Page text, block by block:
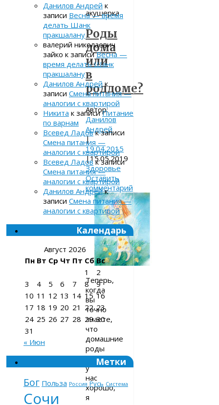
акушерка
Роды
дома
или
в
роддоме?
Автор:
Данилов
Андрей
|
19.04.2015
|15.05.2019
Здоровье
Оставить
комментарий
Теперь,
когда
вы
точно
знаете,
что
домашние
роды
прошли
у
нас
хорошо,
я
Данилов Андрей к
записи Весна — время
делать Шанк
пракшалану
валерий николаевич
зайко к записиВесна —
время делать Шанк
пракшалану
Данилов Андрейк
записи Смена питания —
аналогии с квартирой
Никита к записиПитание
по варнам
Всевед Ладовк записи
Смена питания —
аналогии с квартирой
Всевед Ладов к записи
Смена питания —
аналогии с квартирой
Данилов Андрейк
записи Смена питания —
аналогии с квартирой
Календарь
Август 2026
Пн Вт Ср Чт Пт Сб Вс
1
2
3
4 5 6 7 8
9
10 11 12 13 14 15 16
17 18 19 20 21 22 23
24 25 26 27 28 29 30
31
« Июн
Метки
Бог Польза Россия Русь Система
Сочи